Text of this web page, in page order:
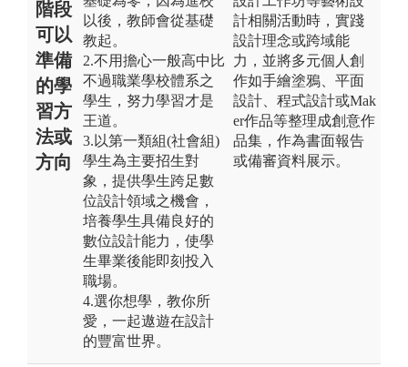
階段
可以
準備
的學
習方
法或
方向
以後，教師會從基礎
教起。
2.不用擔心一般高中比
不過職業學校體系之
學生，努力學習才是
王道。
3.以第一類組(社會組)
學生為主要招生對
象，提供學生跨足數
位設計領域之機會，
培養學生具備良好的
數位設計能力，使學
生畢業後能即刻投入
職場。
4.選你想學，教你所
愛，一起遨遊在設計
的豐富世界。
計相關活動時，實踐
設計理念或跨域能
力，並將多元個人創
作如手繪塗鴉、平面
設計、程式設計或Mak
er作品等整理成創意作
品集，作為書面報告
或備審資料展示。